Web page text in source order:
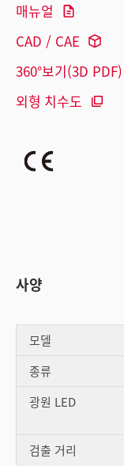
매뉴얼
CAD / CAE
360°보기(3D PDF)
외형 치수도
사양
모델
종류
광원 LED
검출 거리